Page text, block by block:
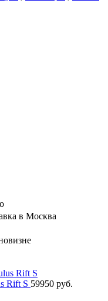
в Москва
Rift S 59950 руб.